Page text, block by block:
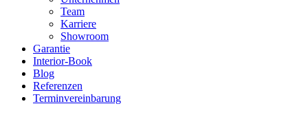
Team
Karriere
Showroom
Garantie
Interior-Book
Blog
Referenzen
Terminvereinbarung